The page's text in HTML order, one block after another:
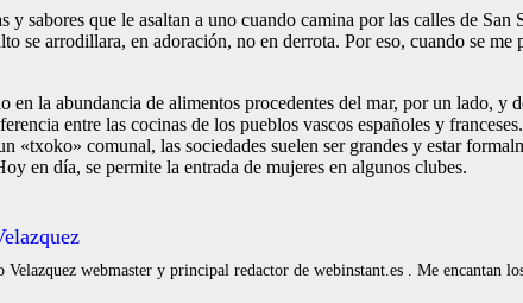
y sabores que le asaltan a uno cuando camina por las calles de
se arrodillara, en adoración, no en derrota. Por eso, cuando se
en la abundancia de alimentos procedentes del mar, por un lado,
entre las cocinas de los pueblos vascos españoles y
«txoko» comunal, las sociedades suelen ser grandes y estar
en día, se permite la entrada de mujeres en algunos clubes.
webmaster y principal redactor de webinstant.es . Me encantan